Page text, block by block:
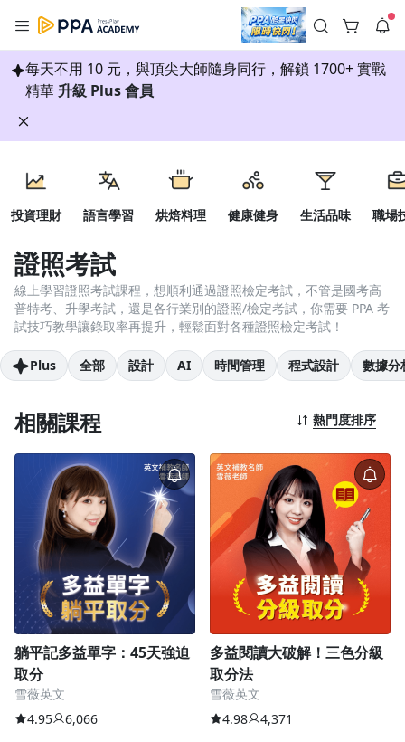
註冊領取 上千元優惠券！
每日簽到
領券專區
聽書
所有分類
投資理財
語言學習
烘焙料理
健康健身
生活品味
職場技能
行銷
藝文娛樂
公告
2% 點數回饋！🚀 酷暑來襲．偷偷在冷氣房升級 📈⭐️ 【冷氣房
即日起 - 8/13（只有一週）-📣 酷暑季好康 \ 再加碼 /→ 點數回饋
無上限🔥購買任一課程 or 訂閱✅ 消費即享回饋 1% 點數✅ 滿
入好友👉 享有「渠道專屬活動」及「個人化推播」！
查看全部
每天不用 10 元，與頂尖大師隨身同行，解鎖 1700+ 實戰
精華 升級 Plus 會員
投資理財 語言學習 烘焙料理 健康健身 生活品味 職場
證照考試
線上學習證照考試課程，想順利通過證照檢定考試，不管是國考高
普特考、升學考試，還是各行業別的證照/檢定考試，你需要 PPA 考
試技巧教學讓錄取率再提升，輕鬆面對各種證照檢定考試！
Plus 全部 設計 AI 時間管理 程式設計 數據分
相關課程 熱門度排序
躺平記多益單字：45天強迫
取分
雪薇英文
4.95
6,066
多益閱讀大破解！三色分級
取分法
雪薇英文
4.98
4,371
沒有描述
--:-- --:--
1.0x
1.75x
1.5x
0.75x
沒有播放清單
去逛逛
返回播放器
清除全部